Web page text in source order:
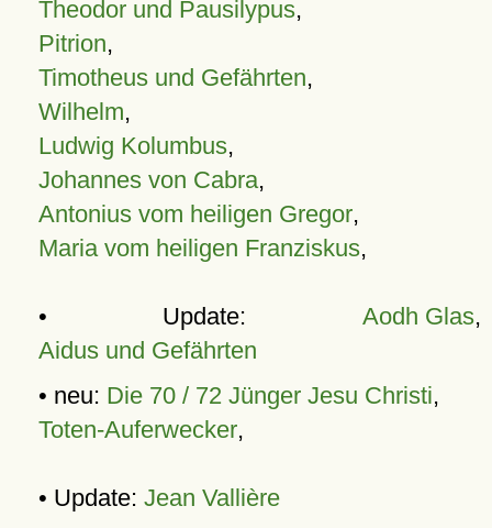
Theodor und Pausilypus,
Pitrion,
Timotheus und Gefährten,
Wilhelm,
Ludwig Kolumbus,
Johannes von Cabra,
Antonius vom heiligen Gregor,
Maria vom heiligen Franziskus,
• Update: Aodh Glas,
Aidus und Gefährten
• neu: Die 70 / 72 Jünger Jesu Christi,
Toten-Auferwecker,
• Update: Jean Vallière